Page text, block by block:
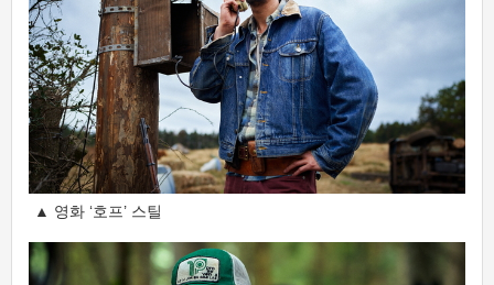
▲ 영화 ‘호프’ 스틸